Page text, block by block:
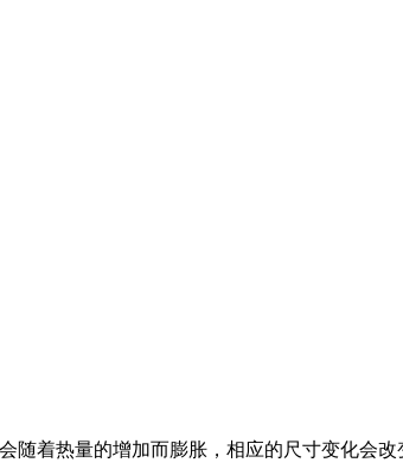
着热量的增加而膨胀，相应的尺寸变化会改